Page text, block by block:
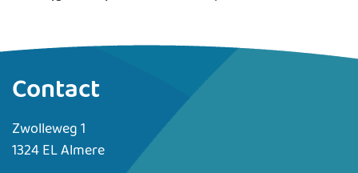
Contact
Zwolleweg 1
1324 EL Almere